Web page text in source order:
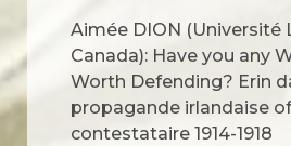
Aimée DION (Université
Canada): Have you any
Worth Defending? Erin
propagande irlandaise
contestataire 1914-1918